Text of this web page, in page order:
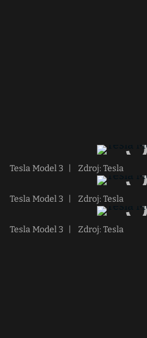
Tesla Model 3 Zdroj: Tesla
Tesla Model 3 Zdroj: Tesla
Tesla Model 3 Zdroj: Tesla